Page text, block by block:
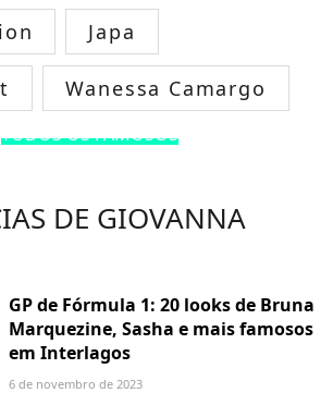
Japa
Wanessa Camargo
TODOS OS FAMOSOS
DE GIOVANNA
GP de Fórmula 1: 20 looks de Bruna
Marquezine, Sasha e mais famosos
em Interlagos
6 de novembro de 2023